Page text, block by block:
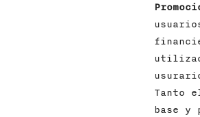
Tanto
base y